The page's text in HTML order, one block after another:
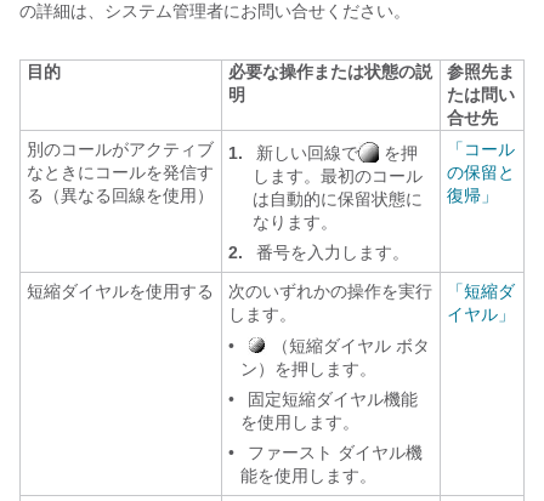
の詳細は、システム管理者にお問い合せください。
目的
必要な操作または状態の説
明
参照先ま
たは問い
合せ先
別のコールがアクティブ
なときにコールを発信す
る（異なる回線を使用）
1. 新しい回線で
を押
します。最初のコール
は自動的に保留状態に
なります。
2.
番号を入力します。
「コール
の保留と
復帰」
短縮ダイヤルを使用する
次のいずれかの操作を実行
します。
•
（短縮ダイヤル ボタ
ン）を押します。
•
固定短縮ダイヤル機能
を使用します。
•
ファースト ダイヤル機
能を使用します。
「短縮ダ
イヤル」